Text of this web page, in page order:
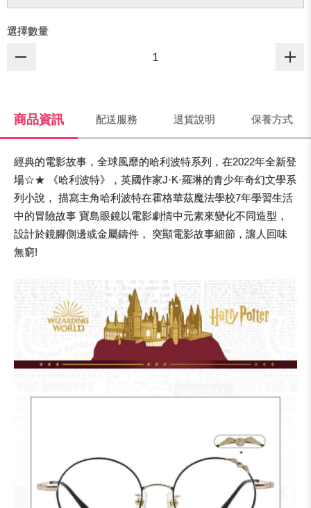
選擇數量
商品資訊 配送服務 退貨說明 保養方式
經典的電影故事，全球風靡的哈利波特系列，在2022年全新登
場☆★ 《哈利波特》，英國作家J·K·羅琳的青少年奇幻文學系
列小說， 描寫主角哈利波特在霍格華茲魔法學校7年學習生活
中的冒險故事 寶島眼鏡以電影劇情中元素來變化不同造型，
設計於鏡腳側邊或金屬鑄件， 突顯電影故事細節，讓人回味
無窮!